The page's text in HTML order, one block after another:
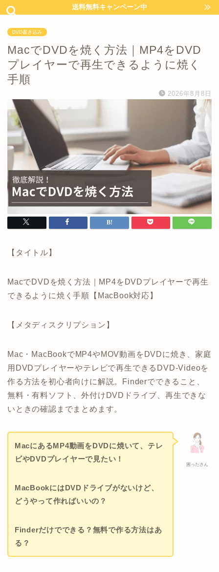
送料無料キャンペーン中
DVD書き込み
MacでDVDを焼く方法｜MP4をDVD
プレイヤーで再生できるように焼く
手順
2026年8月8日
【タイトル】
MacでDVDを焼く方法｜MP4をDVDプレイヤーで再生
できるように焼く手順【MacBook対応】
【メタディスクリプション】
Mac・MacBookでMP4やMOV動画をDVDに焼き、家庭
用DVDプレイヤーやテレビで再生できるDVD-Videoを
作る方法を初心者向けに解説。Finderでできること、
無料・有料ソフト、外付けDVDドライブ、再生できな
いときの確認までまとめます。
困ったさん
MacにあるMP4動画をDVDに焼いて、テレ
ビやDVDプレイヤーで見たい！
MacBookにはDVDドライブがないけど、
どうやって作ればいいの？
Finderだけでできる？無料で作る方法はあ
る？